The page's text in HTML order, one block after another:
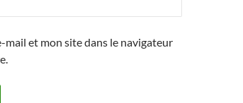
mail et mon site dans le navigateur